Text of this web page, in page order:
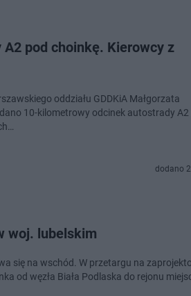
pod choinkę. Kierowcy z
oddziału GDDKiA Małgorzata
10-kilometrowy odcinek autostrady A2
dodano
woj. lubelskim
się na wschód. W przetargu na
od węzła Biała Podlaska do rejonu